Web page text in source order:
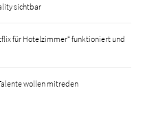
sichtbar
für Hotelzimmer“ funktioniert und
wollen mitreden